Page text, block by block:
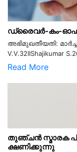
ഡ്രൈവർ-കം-ഓഫീസ്
അഭിമുഖതീയതി: മാർച്ച്
V.V.32IIShajikumar
Read More
തുഞ്ചൻ സ്മാരക
ക്ഷണിക്കുന്നു